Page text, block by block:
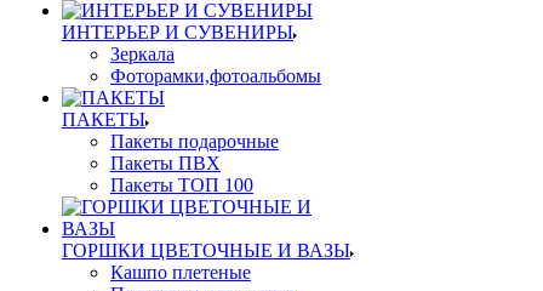
ИНТЕРЬЕР И СУВЕНИРЫ
Зеркала
Фоторамки,фотоальбомы
ПАКЕТЫ
Пакеты подарочные
Пакеты ПВХ
Пакеты ТОП 100
ГОРШКИ ЦВЕТОЧНЫЕ И ВАЗЫ
Кашпо плетеные